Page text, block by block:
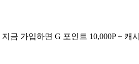
지금 가입하면 G 포인트 10,000P + 캐